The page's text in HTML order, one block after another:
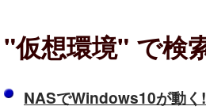
"仮想環境" で検
NASでWindows10が動く